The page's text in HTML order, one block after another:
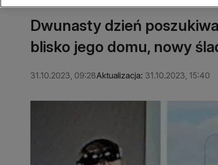
Dwunasty dzień
blisko jego domu, nowy
31.10.2023, 09:28Aktualizacja: 31.10.2023, 15:40